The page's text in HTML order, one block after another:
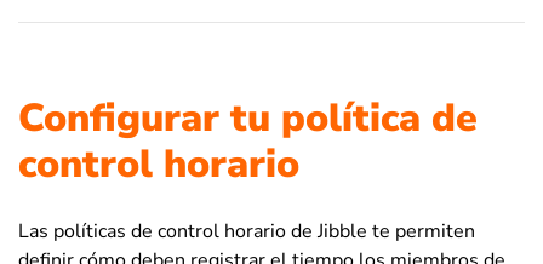
Configurar tu política de
control horario
Las políticas de control horario de Jibble te permiten